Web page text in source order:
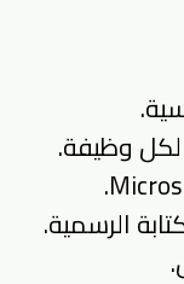
لكل وظيفة.
الرسمية.